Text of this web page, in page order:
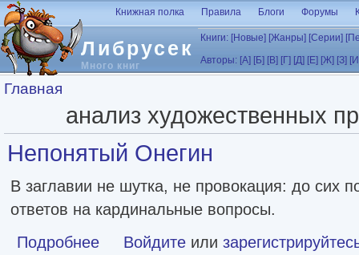
Перейти к основному содержанию
Либрусек
Много книг
Книжная полка Правила Блоги Форумы
Книги: [Новые] [Жанры] [Серии]
Авторы: [А] [Б] [В] [Г] [Д] [Е] [Ж] [З]
Вы здесь
Главная
анализ художественных
Непонятый Онегин
В заглавии не шутка, не провокация: до сих
ответов на кардинальные вопросы.
Подробнее о Непонятый Онегин
Войдите или